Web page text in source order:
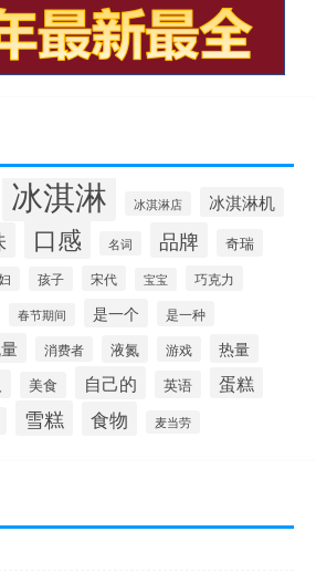
冰淇淋 冰淇淋店 冰淇淋机
口感 名词 品牌 奇瑞
孩子 宋代 宝宝 巧克力
春节期间 是一个 是一种
消费者 液氮 游戏 热量
美食 自己的 英语 蛋糕
雪糕 食物 麦当劳